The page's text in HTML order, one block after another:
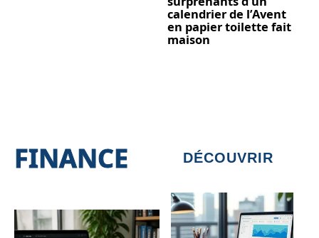
calendrier de l’Avent
en papier toilette fait
maison
FINANCE DÉCOUVRIR